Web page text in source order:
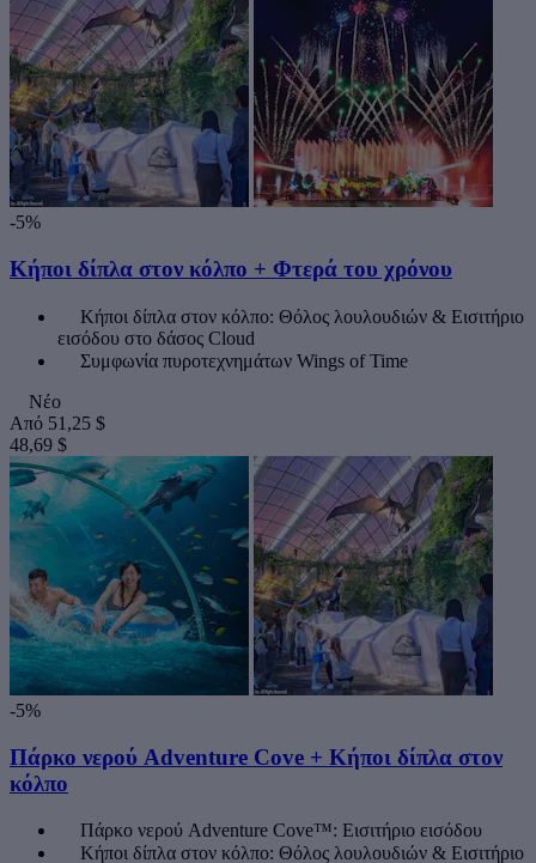
-5%
Κήποι δίπλα στον κόλπο + Φτερά του χρόνου
Κήποι δίπλα στον κόλπο: Θόλος λουλουδιών & Εισιτήριο
εισόδου στο δάσος Cloud
Συμφωνία πυροτεχνημάτων Wings of Time
Νέο
Από 51,25 $
48,69 $
-5%
Πάρκο νερού Adventure Cove + Κήποι δίπλα στον
κόλπο
Πάρκο νερού Adventure Cove™: Εισιτήριο εισόδου
Κήποι δίπλα στον κόλπο: Θόλος λουλουδιών & Εισιτήριο